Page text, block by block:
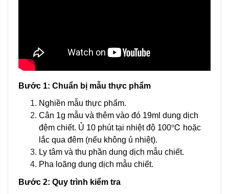
Bước 1: Chuẩn bị mẫu thực phẩm
Nghiền mẫu thực phẩm.
Cân 1g mẫu và thêm vào đó 19ml dung dịch
đệm chiết. Ủ 10 phút tại nhiệt độ 100℃ hoặc
lắc qua đêm (nếu không ủ nhiệt).
Ly tâm và thu phần dung dịch mẫu chiết.
Pha loãng dung dịch mẫu chiết.
Bước 2: Quy trình kiểm tra